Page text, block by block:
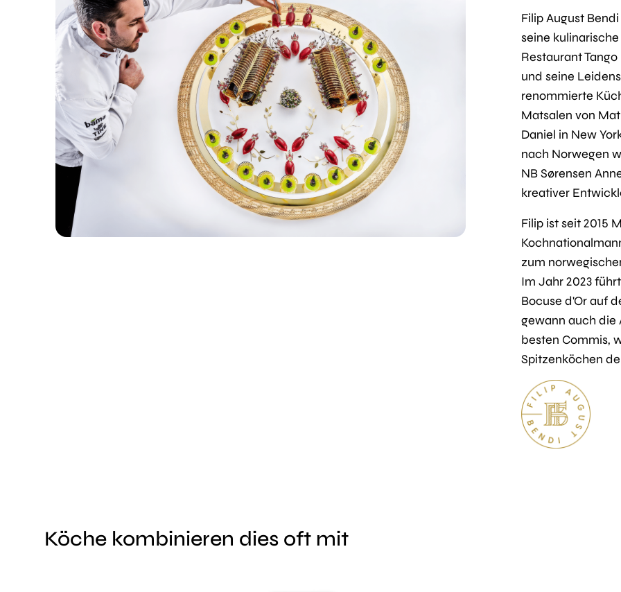
Filip August
seine
Restaurant
und seine
renommierte
Matsalen von
Daniel in New
nach Norwegen
NB Sørensen
kreativer
Filip ist seit 2015
zum
Im Jahr 2023
Bocuse d'Or auf
gewann auch die
besten Commis,
Spitzenköchen
Köche kombinieren dies oft mit